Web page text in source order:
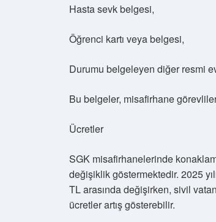
Hasta sevk belgesi,
Öğrenci kartı veya belgesi,
Durumu belgeleyen diğer resmi
Bu belgeler, misafirhane
Ücretler
SGK misafirhanelerinde
değişiklik göstermektedir. 2025
TL arasında değişirken, sivil
ücretler artış gösterebilir.